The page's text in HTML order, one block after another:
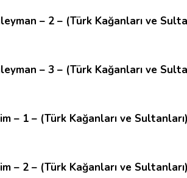
– 2 – (Türk Kağanları ve
– 3 – (Türk Kağanları ve
– 1 – (Türk Kağanları ve
– 2 – (Türk Kağanları ve